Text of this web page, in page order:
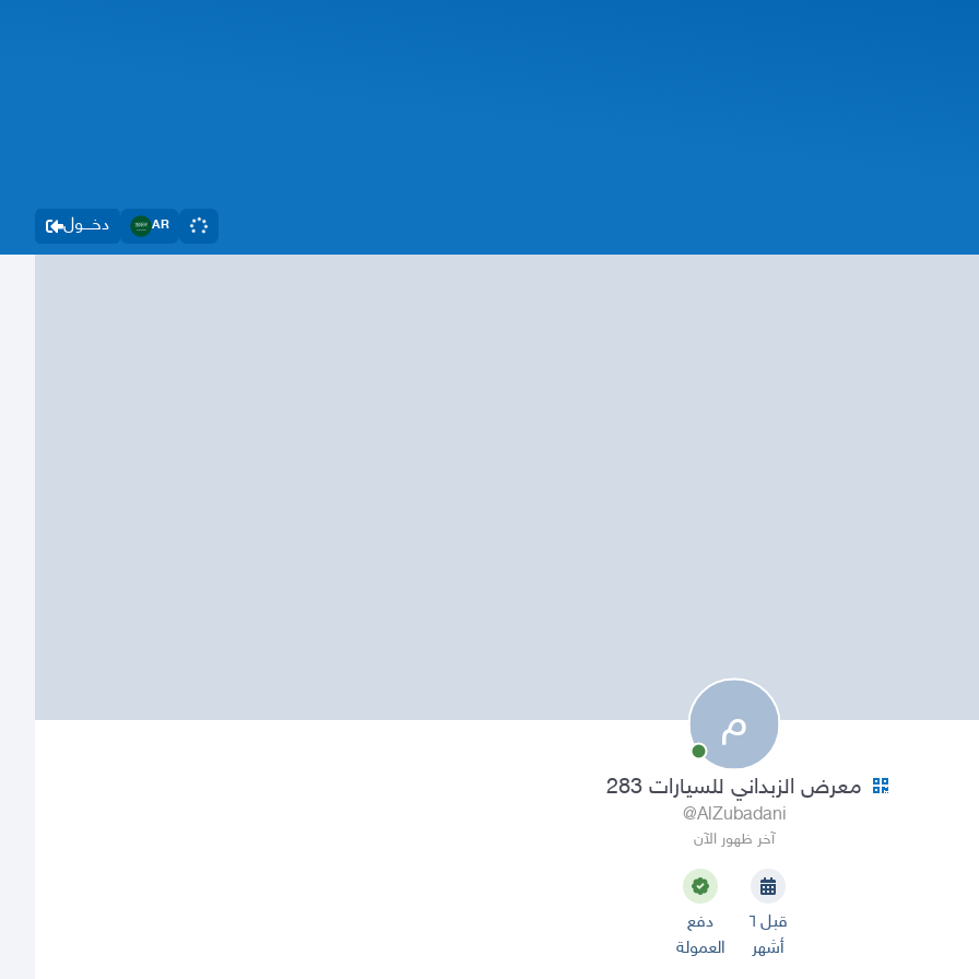
دخــــول AR
م
معرض الزبداني للسيارات 283
@AlZubadani
آخر ظهور الآن
قبل ٦
أشهر
دفع
العمولة